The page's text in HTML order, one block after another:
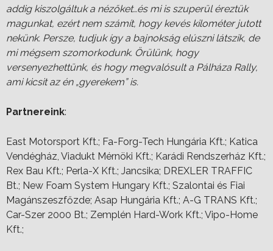
addig kiszolgáltuk a nézőket…és mi is szuperül éreztük
magunkat, ezért nem számít, hogy kevés kilométer jutott
nekünk. Persze, tudjuk így a bajnokság elúszni látszik, de
mi mégsem szomorkodunk. Örülünk, hogy
versenyezhettünk, és hogy megvalósult a Pálháza Rally,
ami kicsit az én „gyerekem” is.
Partnereink:
East Motorsport Kft.; Fa-Forg-Tech Hungária Kft.; Katica
Vendégház, Viadukt Mérnöki Kft.; Karádi Rendszerház Kft.;
Rex Bau Kft.; Perla-X Kft.; Jancsika; DREXLER TRAFFIC
Bt.; New Foam System Hungary Kft.; Szalontai és Fiai
Magánszeszfőzde; Asap Hungária Kft.; A-G TRANS Kft.;
Car-Szer 2000 Bt.; Zemplén Hard-Work Kft.; Vipo-Home
Kft.;